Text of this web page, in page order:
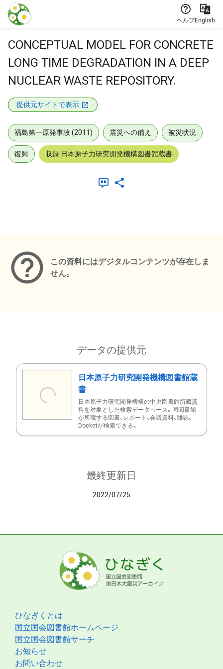
本文に飛ぶ
ヘルプEnglish
CONCEPTUAL MODEL FOR CONCRETE
LONG TIME DEGRADATION IN A DEEP
NUCLEAR WASTE REPOSITORY.
提供元サイトで表示
福島第一原発事故 (2011) 震災への備え 被災状況
復興 収録:日本原子力研究開発機構図書館蔵書
この資料にはデジタルコンテンツが存在しま
せん。
データの提供元
日本原子力研究開発機構図書館蔵
書
日本原子力研究開発機構の中央図書館所蔵資
料を対象とした検索データベース。同図書館
が所蔵する図書、レポート、会議資料、雑誌、
Docketが検索できる。
最終更新日
2022/07/25
ひなぎくとは
国立国会図書館ホームページ
国立国会図書館サーチ
お知らせ
お問い合わせ